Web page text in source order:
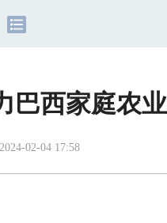
巴西家庭农
2024-02-04 17:58